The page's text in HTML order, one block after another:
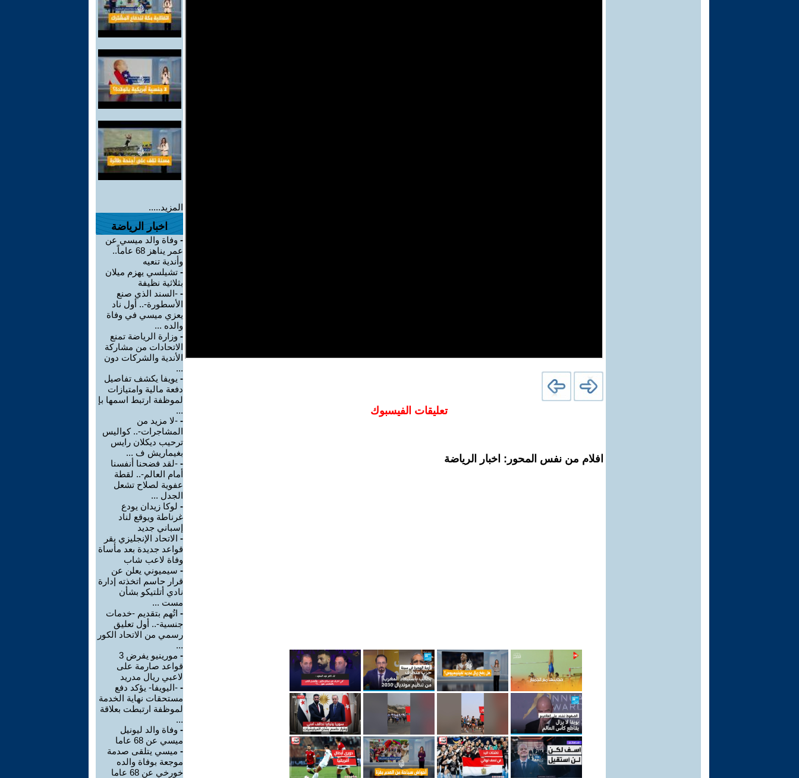
تعليقات الفيسبوك
افلام من نفس المحور: اخبار الرياضة
المزيد.....
اخبار الرياضة
- وفاة والد ميسي عن
عمر يناهز 68 عاماً..
وأندية تنعيه
- تشيلسي يهزم ميلان
بثلاثية نظيفة
- -السند الذي صنع
الأسطورة-.. أول ناد
يعزي ميسي في وفاة
والده ...
- وزارة الرياضة تمنع
الاتحادات من مشاركة
الأندية والشركات دون
...
- يويفا يكشف تفاصيل
دفعة مالية وامتيازات
لموظفة ارتبط اسمها بإ
...
- -لا مزيد من
المشاجرات-.. كواليس
ترحيب ديكلان رايس
بغيماريش ف ...
- -لقد فضحنا أنفسنا
أمام العالم-.. لقطة
عفوية لصلاح تشعل
الجدل ...
- لوكا زيدان يودع
غرناطة ويوقع لناد
إسباني جديد
- الاتحاد الإنجليزي يقر
قواعد جديدة بعد مأساة
وفاة لاعب شاب
- سيميوني يعلن عن
قرار حاسم اتخذته إدارة
نادي أتلتيكو بشأن
مست ...
- اتُهم بتقديم -خدمات
جنسية-.. أول تعليق
رسمي من الاتحاد الكور
...
-
مورينيو يفرض 3
قواعد صارمة على
لاعبي ريال مدريد
- -اليويفا- يؤكد دفع
مستحقات نهاية الخدمة
لموظفة ارتبطت بعلاقة
...
- وفاة والد ليونيل
ميسي عن 68 عاما
- ميسي يتلقى صدمة
موجعة بوفاة والده
خورخي عن 68 عاما